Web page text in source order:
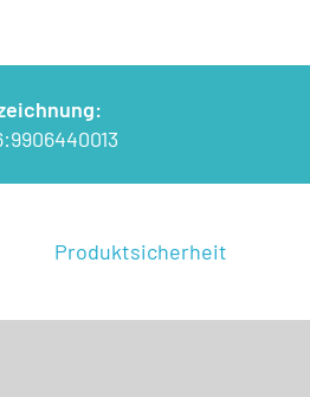
Produktsicherheit